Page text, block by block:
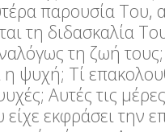
παρουσία Του,
τη διδασκαλία
τη ζωή
η ψυχή; Τί
Αυτές τις
εκφράσει την